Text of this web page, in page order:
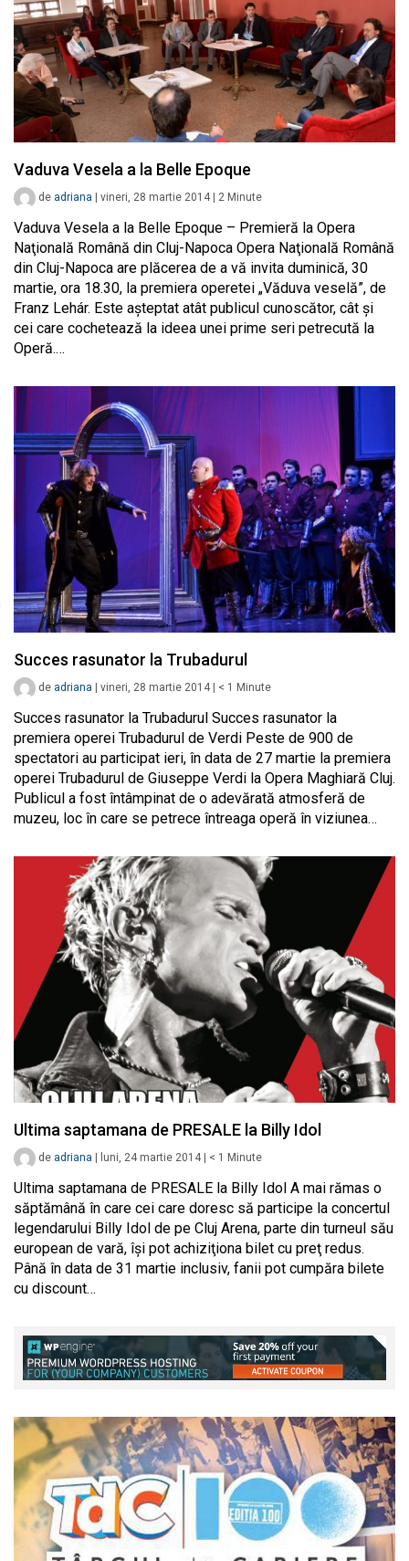
Vaduva Vesela a la Belle Epoque
de adriana vineri, 28 martie 2014 2 Minute
Vaduva Vesela a la Belle Epoque – Premieră la Opera
Naţională Română din Cluj-Napoca Opera Naţională Română
din Cluj-Napoca are plăcerea de a vă invita duminică, 30
martie, ora 18.30, la premiera operetei „Văduva veselă”, de
Franz Lehár. Este aşteptat atât publicul cunoscător, cât şi
cei care cochetează la ideea unei prime seri petrecută la
Operă.…
Succes rasunator la Trubadurul
de adriana vineri, 28 martie 2014 < 1 Minute
Succes rasunator la Trubadurul Succes rasunator la
premiera operei Trubadurul de Verdi Peste de 900 de
spectatori au participat ieri, în data de 27 martie la premiera
operei Trubadurul de Giuseppe Verdi la Opera Maghiară Cluj.
Publicul a fost întâmpinat de o adevărată atmosferă de
muzeu, loc în care se petrece întreaga operă în viziunea…
Ultima saptamana de PRESALE la Billy Idol
de adriana luni, 24 martie 2014 < 1 Minute
Ultima saptamana de PRESALE la Billy Idol A mai rămas o
săptămână în care cei care doresc să participe la concertul
legendarului Billy Idol de pe Cluj Arena, parte din turneul său
european de vară, îşi pot achiziţiona bilet cu preţ redus.
Până în data de 31 martie inclusiv, fanii pot cumpăra bilete
cu discount…